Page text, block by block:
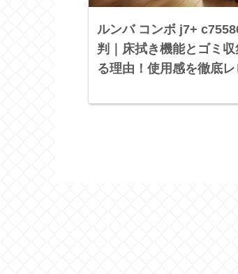
ルンバ コンボ j7+
判｜床拭き機能とゴミ
る理由！使用感を徹底レ